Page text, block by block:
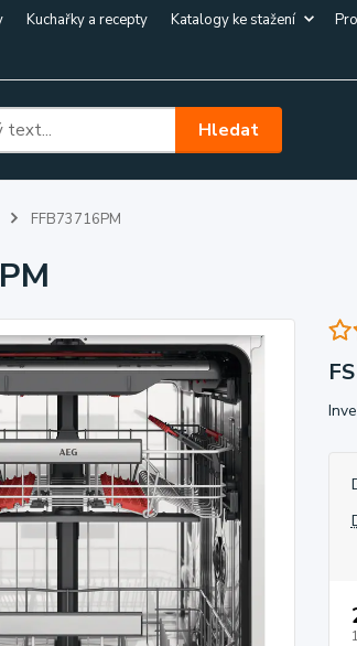
Kuchařky a recepty Katalogy ke stažení
Hledat
FFB73716PM